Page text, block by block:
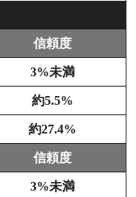
信頼度
3%未満
約5.5%
約27.4%
信頼度
3%未満